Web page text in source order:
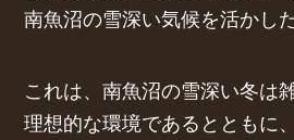
南魚沼の雪深い気候を活かし
これは、南魚沼の雪深い冬は
理想的な環境であるとともに